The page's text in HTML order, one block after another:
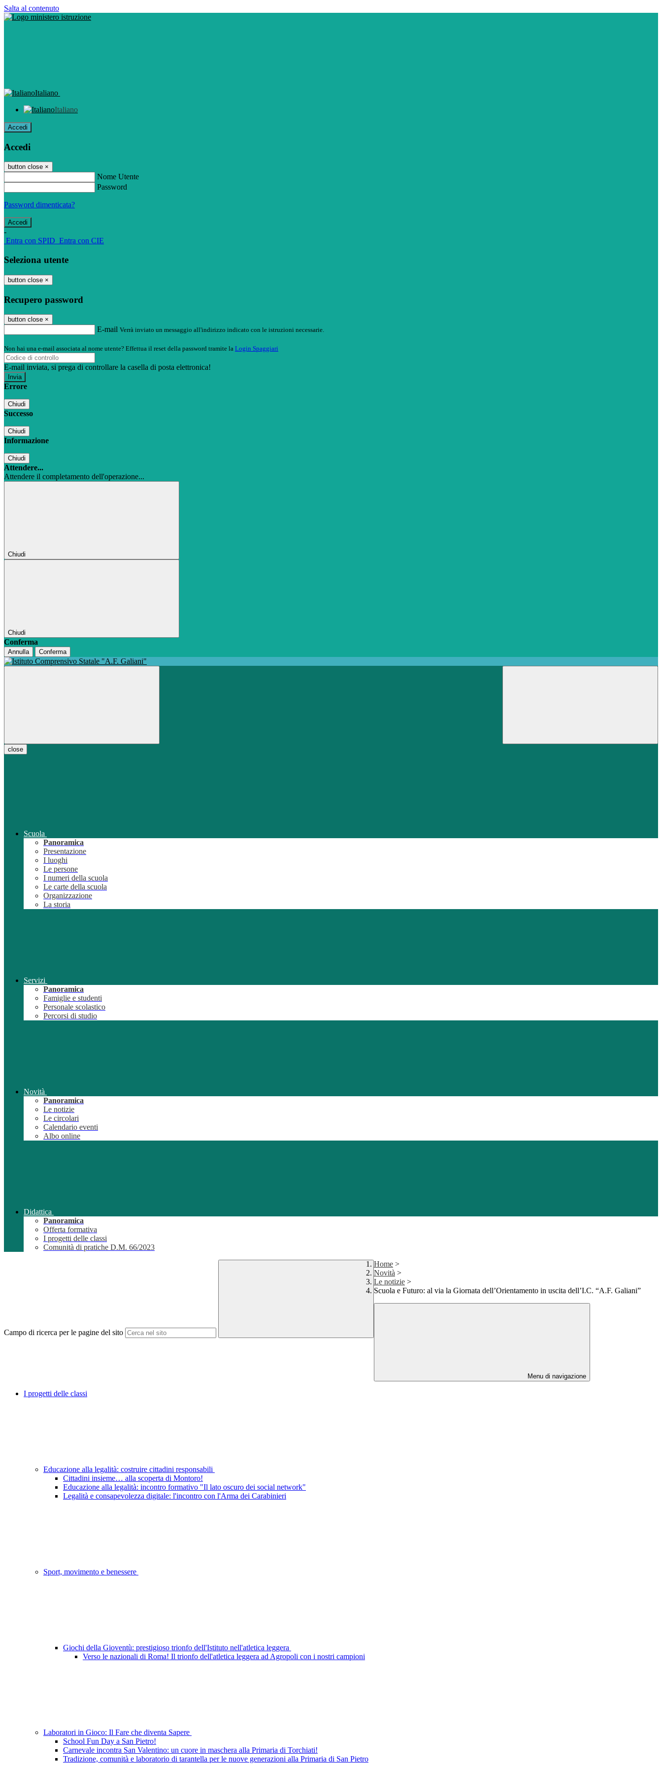
Salta al contenuto
Italiano
Italiano
Accedi
Accedi
button close ×
Nome Utente
Password
Password dimenticata?
-
Entra con SPID Entra con CIE
Seleziona utente
button close ×
Recupero password
button close ×
E-mail Verrà inviato un messaggio all'indirizzo indicato con le istruzioni necessarie.
Non hai una e-mail associata al nome utente? Effettua il reset della password tramite la Login Spaggiari
E-mail inviata, si prega di controllare la casella di posta elettronica!
Errore
Chiudi
Successo
Chiudi
Informazione
Chiudi
Attendere...
Attendere il completamento dell'operazione...
Chiudi
Chiudi
Conferma
Annulla Conferma
close
Scuola
Panoramica
Presentazione
I luoghi
Le persone
I numeri della scuola
Le carte della scuola
Organizzazione
La storia
Servizi
Panoramica
Famiglie e studenti
Personale scolastico
Percorsi di studio
Novità
Panoramica
Le notizie
Le circolari
Calendario eventi
Albo online
Didattica
Panoramica
Offerta formativa
I progetti delle classi
Comunità di pratiche D.M. 66/2023
Campo di ricerca per le pagine del sito
Home >
Novità >
Le notizie >
Scuola e Futuro: al via la Giornata dell’Orientamento in uscita dell’I.C. “A.F. Galiani”
Menu di navigazione
I progetti delle classi
Educazione alla legalità: costruire cittadini responsabili
Cittadini insieme… alla scoperta di Montoro!
Educazione alla legalità: incontro formativo "Il lato oscuro dei social network"
Legalità e consapevolezza digitale: l'incontro con l'Arma dei Carabinieri
Sport, movimento e benessere
Giochi della Gioventù: prestigioso trionfo dell'Istituto nell'atletica leggera
Verso le nazionali di Roma! Il trionfo dell'atletica leggera ad Agropoli con i nostri campioni
Laboratori in Gioco: Il Fare che diventa Sapere
School Fun Day a San Pietro!
Carnevale incontra San Valentino: un cuore in maschera alla Primaria di Torchiati!
Tradizione, comunità e laboratorio di tarantella per le nuove generazioni alla Primaria di San Pietro